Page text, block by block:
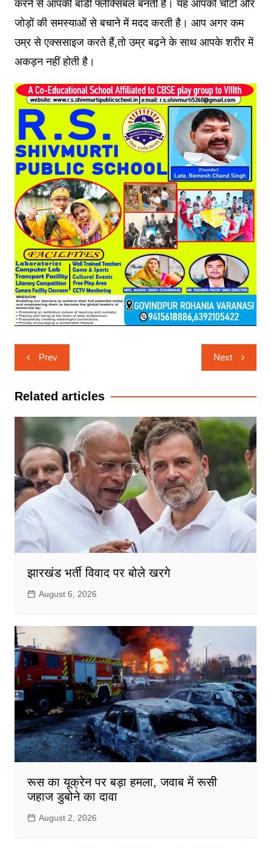
करने से आपकी बॉडी फ्लेक्सिबल बनती है। यह आपको चोटों और
जोड़ों की समस्याओं से बचाने में मदद करती है। आप अगर कम
उम्र से एक्ससाइज करते हैं,तो उम्र बढ़ने के साथ आपके शरीर में
अक‌ड़न नहीं होती है।
Post
navigation
Prev Next
Related articles
झारखंड भर्ती विवाद पर बोले खरगे
August 6, 2026
रूस का यूक्रेन पर बड़ा हमला, जवाब में रूसी
जहाज डुबोने का दावा
August 2, 2026